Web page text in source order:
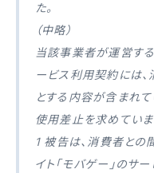
た。
（中略）
当該事業者が運営する
ービス利用契約には
とする内容が含まれ
使用差止を求めていま
1 被告は、消費者との
イト「モバゲー」のサ